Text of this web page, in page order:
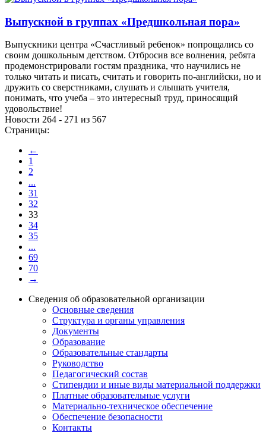
Выпускной в группах «Предшкольная пора»
Выпускники центра «Счастливый ребенок» попрощались со
своим дошкольным детством. Отбросив все волнения, ребята
продемонстрировали гостям праздника, что научились не
только читать и писать, считать и говорить по-английски, но и
дружить со сверстниками, слушать и слышать учителя,
понимать, что учеба – это интересный труд, приносящий
удовольствие!
Новости 264 - 271 из 567
Страницы:
←
1
2
...
31
32
33
34
35
...
69
70
→
Сведения об образовательной организации
Основные сведения
Структура и органы управления
Документы
Образование
Образовательные стандарты
Руководство
Педагогический состав
Стипендии и иные виды материальной поддержки
Платные образовательные услуги
Материально-техническое обеспечение
Обеспечение безопасности
Контакты